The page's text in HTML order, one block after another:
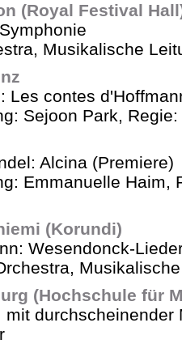
(Royal Festival
Musikalische
Les contes
Sejoon Park,
Alcina (Premiere)
Emmanuelle Haim,
(Korundi)
Wesendonck-
(Hochschule für
mit durchscheinender